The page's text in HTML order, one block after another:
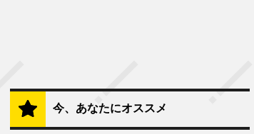
今、あなたにオススメ